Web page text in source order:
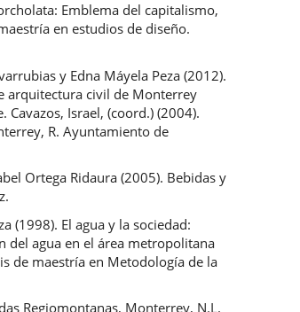
Emblema del capitalismo,
en estudios de diseño.
y Edna Máyela Peza (2012).
arquitectura civil de Monterrey
Israel, (coord.) (2004).
R. Ayuntamiento de
Ortega Ridaura (2005). Bebidas y
(1998). El agua y la sociedad:
del agua en el área metropolitana
de maestría en Metodología de la
Regiomontanas, Monterrey, N.L.